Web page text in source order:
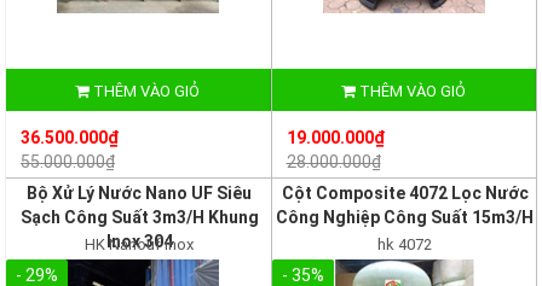
THÊM VÀO GIỎ
36.500.000₫
55.000.000₫
THÊM VÀO GIỎ
19.000.000₫
28.000.000₫
Bộ Xử Lý Nước Nano UF Siêu
Sạch Công Suất 3m3/H Khung
Inox 304
HK Nanouf inox
- 29%
Cột Composite 4072 Lọc Nước
Công Nghiệp Công Suất 15m3/H
hk 4072
- 35%